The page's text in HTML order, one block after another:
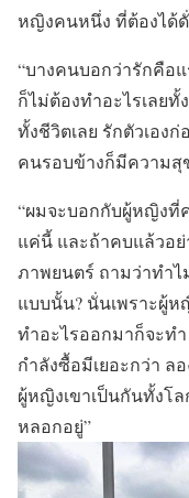
หญิงคนหนึ่ง ที่ต้องได้
“บางคนบอกว่ารักคือ
ก็ไม่ต้องทำอะไรเลย
ทั้งชีวิตเลย รักตัวเอง
คนรอบข้างก็มีความสุ
“ผมจะบอกกับผู้หญิงที่
แค่นี้ และถ้าคบแล้วอย่
ภาพยนตร์ ถามว่าทำ
แบบนั้น? นั่นเพราะผู้ห
ทำอะไรออกมาก็จะทำ
กำลังซื้อมีเยอะกว่า ล
ผู้หญิงเขาเป็นกันทั้งโ
หลอกอยู่”